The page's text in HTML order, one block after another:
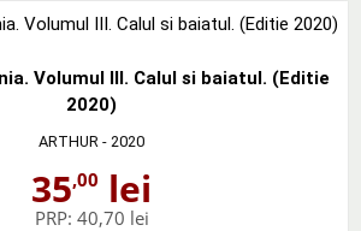
Volumul III. Calul si baiatul. (Editie
2020)
ARTHUR - 2020
35,00 lei
PRP: 40,70 lei